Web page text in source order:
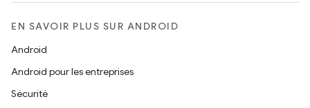
EN SAVOIR PLUS SUR ANDROID
Android
Android pour les entreprises
Sécurité